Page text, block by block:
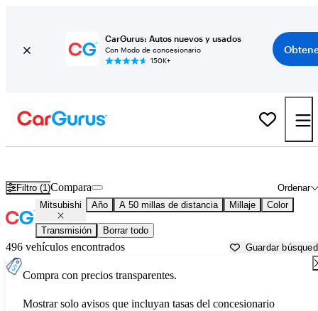
CarGurus: Autos nuevos y usados
Con Modo de concesionario
150K+
Filtro (1) Ordenar
Compara
Mitsubishi Año A 50 millas de distancia Millaje Color
Transmisión Borrar todo
496 vehículos encontrados Guardar
Compra con precios transparentes.
Mostrar solo avisos que incluyan tasas del concesionario